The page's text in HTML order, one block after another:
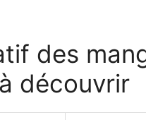
des
découvrir